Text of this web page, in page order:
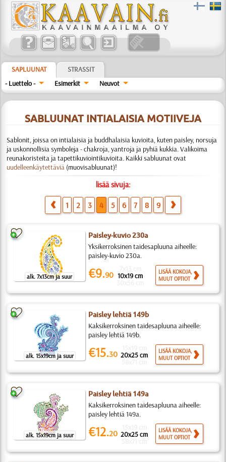
SAPLUUNAT
STRASSIT
- Luettelo -
Esimerkit Neuvot
SABLUUNAT INTIALAISIA MOTIIVEJA
Sablonit, joissa on intialaisia ja buddhalaisia kuvioita, kuten paisley, norsuja
ja uskonnollisia symboleja - chakroja, yantroja ja pyhiä kukkia. Valikoima
reunakoristeita ja tapettikuviointikuvioita. Kaikki sabluunat ovat
uudelleenkäytettäviä (muovisabluunat)!
lisää sivuja:
1 2 3 4 5 6 7 8 9
alk. 7x13cm ja suur
Paisley-kuvio 230a
Yksikerroksinen taidesapluuna aiheelle:
paisley-kuvio 230a.
€9.90 10x19 cm
LISÄÄ KOKOJA,
MUUT OPTIOT
alk. 15x19cm ja suur
Paisley lehtiä 149b
Kaksikerroksinen taidesapluuna aiheelle:
paisley lehtiä 149b.
€15.30 20x25 cm
LISÄÄ KOKOJA,
MUUT OPTIOT
alk. 15x19cm ja suur
Paisley lehtiä 149a
Kaksikerroksinen taidesapluuna aiheelle:
paisley lehtiä 149a.
€12.20 20x25 cm
LISÄÄ KOKOJA,
MUUT OPTIOT